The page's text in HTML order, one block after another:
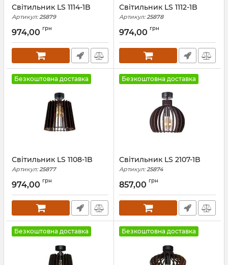
Світильник LS 1114-1B
Артикул:25879
974,00 грн
Світильник LS 1112-1B
Артикул:25878
974,00 грн
Безкоштовна доставка
Світильник LS 1108-1B
Артикул:25877
974,00 грн
Безкоштовна доставка
Світильник LS 2107-1B
Артикул:25874
857,00 грн
Безкоштовна доставка Безкоштовна доставка